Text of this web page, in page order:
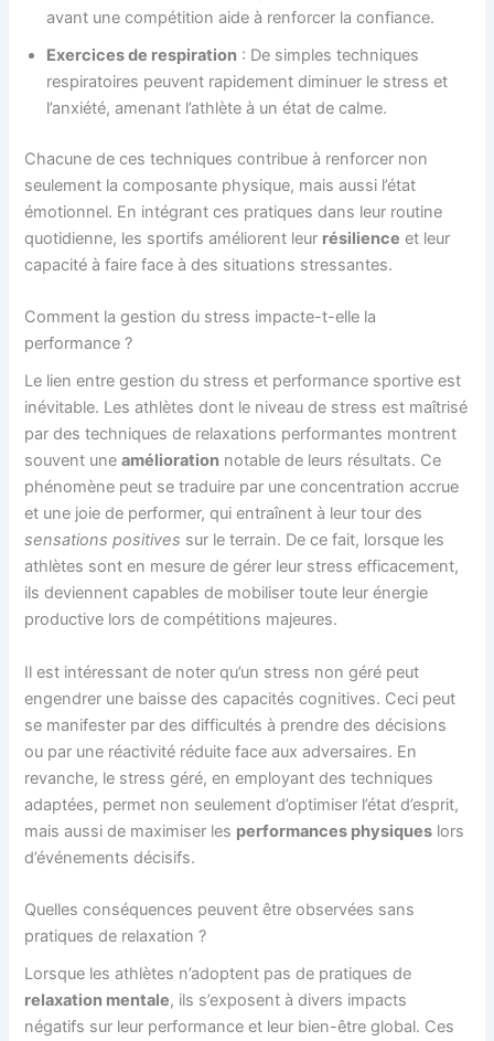
avant une compétition aide à renforcer la confiance.
Exercices de respiration : De simples techniques
respiratoires peuvent rapidement diminuer le stress et
l’anxiété, amenant l’athlète à un état de calme.
Chacune de ces techniques contribue à renforcer non
seulement la composante physique, mais aussi l’état
émotionnel. En intégrant ces pratiques dans leur routine
quotidienne, les sportifs améliorent leur résilience et leur
capacité à faire face à des situations stressantes.
Comment la gestion du stress impacte-t-elle la
performance ?
Le lien entre gestion du stress et performance sportive est
inévitable. Les athlètes dont le niveau de stress est maîtrisé
par des techniques de relaxations performantes montrent
souvent uneamélioration notable de leurs résultats. Ce
phénomène peut se traduire par une concentration accrue
et une joie de performer, qui entraînent à leur tour des
sensations positives sur le terrain. De ce fait, lorsque les
athlètes sont en mesure de gérer leur stress efficacement,
ils deviennent capables de mobiliser toute leur énergie
productive lors de compétitions majeures.
Il est intéressant de noter qu’un stress non géré peut
engendrer une baisse des capacités cognitives. Ceci peut
se manifester par des difficultés à prendre des décisions
ou par une réactivité réduite face aux adversaires. En
revanche, le stress géré, en employant des techniques
adaptées, permet non seulement d’optimiser l’état d’esprit,
mais aussi de maximiser les performances physiques lors
d’événements décisifs.
Quelles conséquences peuvent être observées sans
pratiques de relaxation ?
Lorsque les athlètes n’adoptent pas de pratiques de
relaxation mentale, ils s’exposent à divers impacts
négatifs sur leur performance et leur bien-être global. Ces